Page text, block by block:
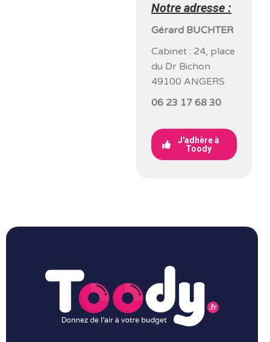
Notre adresse :
Gérard BUCHTER
Cabinet : 24, place
du Dr Bichon
49100 ANGERS
06 23 17 68 30
J'adhère à
Toody